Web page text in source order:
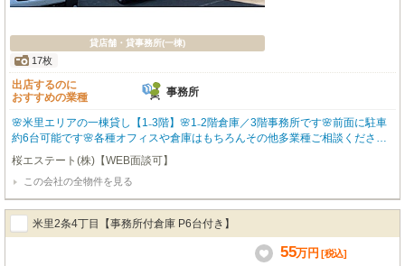
貸店舗・貸事務所(一棟)
17枚
出店するのに
おすすめの業種
事務所
🌸米里エリアの一棟貸し【1₋3階】🌸1₋2階倉庫／3階事務所です🌸前面に駐車
約6台可能です🌸各種オフィスや倉庫はもちろんその他多業種ご相談ください
🌸内見可能 お気軽にご連絡ください🌸
桜エステート(株)【WEB面談可】
この会社の全物件を見る
米里2条4丁目【事務所付倉庫 P6台付き】
55万円 [税込]